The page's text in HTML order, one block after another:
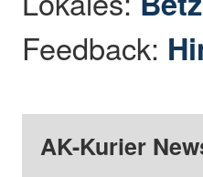
Feedback:
AK-Kurier